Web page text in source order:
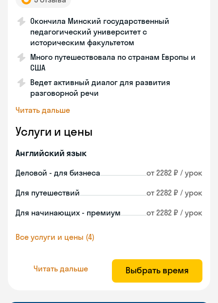
Окончила Минский государственный
педагогический университет с
историческим факультетом
Много путешествовала по странам Европы и
США
Ведет активный диалог для развития
разговорной речи
Читать дальше
Услуги и цены
Английский язык
Деловой - для бизнеса от 2282 ₽ / урок
Для путешествий от 2282 ₽ / урок
Для начинающих - премиум от 2282 ₽ / урок
Все услуги и цены (4)
Читать дальше Выбрать время